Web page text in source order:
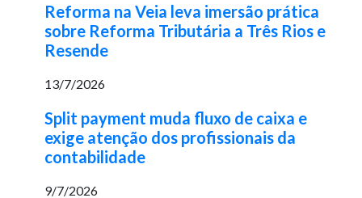
Reforma na Veia leva imersão prática
sobre Reforma Tributária a Três Rios e
Resende
13/7/2026
Split payment muda fluxo de caixa e
exige atenção dos profissionais da
contabilidade
9/7/2026